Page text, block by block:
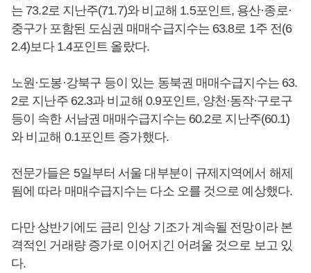
는 73.2로 지난주(71.7)와 비교해 1.5포인트, 용산·종로·
중구가 포함된 도심권 매매수급지수는 63.8로 1주 전(6
2.4)보다 1.4포인트 올랐다.
노원·도봉·강북구 등이 있는 동북권 매매수급지수는 63.
2로 지난주 62.3과 비교해 0.9포인트, 양천·동작·구로구
등이 속한 서남권 매매수급지수는 60.2로 지난주(60.1)
와 비교해 0.1포인트 증가했다.
전문가들은 5일부터 서울 대부분이 규제지역에서 해제
됨에 따라 매매수급지수는 다소 오를 것으로 예상했다.
다만 상반기에도 금리 인상 기조가 계속될 전망이라 본
격적인 거래량 증가로 이어지긴 어려울 것으로 보고 있
다.